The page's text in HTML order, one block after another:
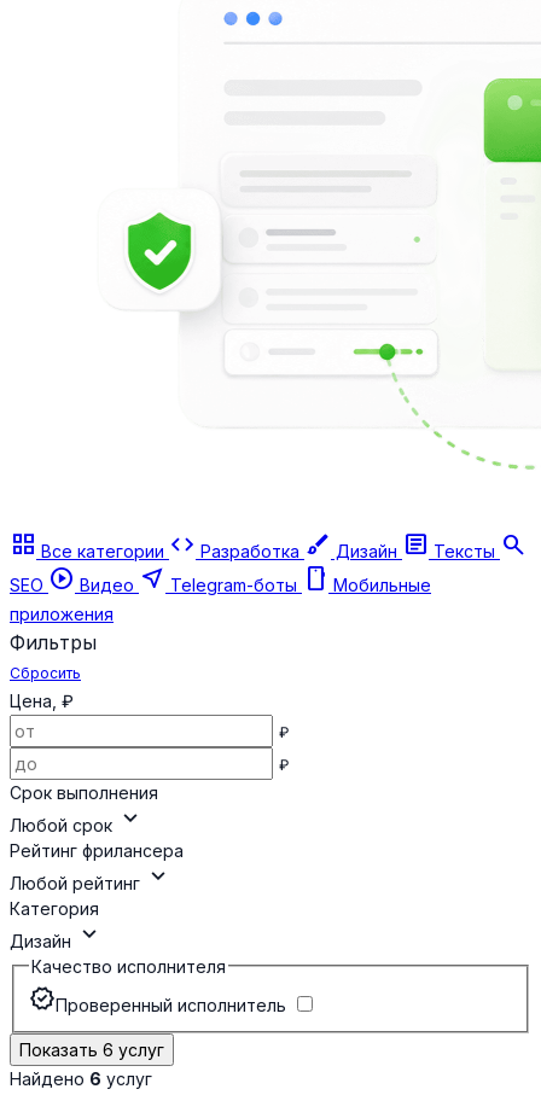
grid_view Все категории code Разработка brush Дизайн article Тексты search
SEO play_circle Видео near_me Telegram-боты smartphone Мобильные
приложения
Фильтры
Сбросить
Цена, ₽
₽
₽
Срок выполнения
Любой срок expand_more
Рейтинг фрилансера
Любой рейтинг expand_more
Категория
Дизайн expand_more
Качество исполнителя
verifiedПроверенный исполнитель
Показать 6 услуг
Найдено 6 услуг